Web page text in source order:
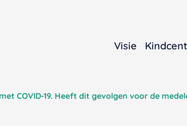
Visie
COVID-19. Heeft dit gevolgen voor de